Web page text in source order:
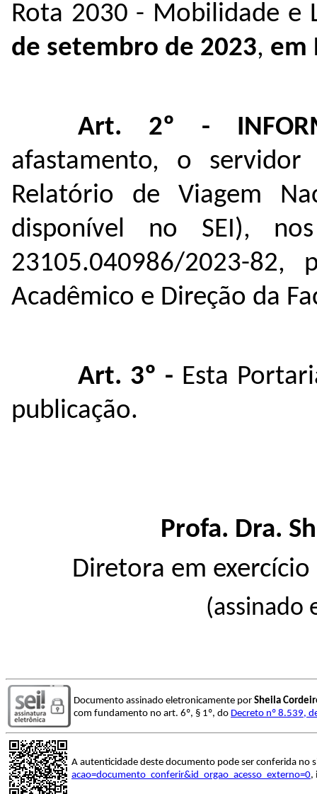
Rota 2030 - Mobilidade e
de setembro de 2023, em
Art. 2º -
afastamento, o servidor
Relatório de Viagem
disponível no SEI),
23105.040986/2023-82,
Acadêmico e Direção da
Art. 3º - Esta
publicação.
Profa. Dra.
Diretora em exercício
(assinado
Documento assinado eletronicamente por Sheila
com fundamento no art. 6º, § 1º, do Decreto nº 8.539,
A autenticidade deste documento pode ser conferida no
acao=documento_conferir&id_orgao_acesso_externo=0,